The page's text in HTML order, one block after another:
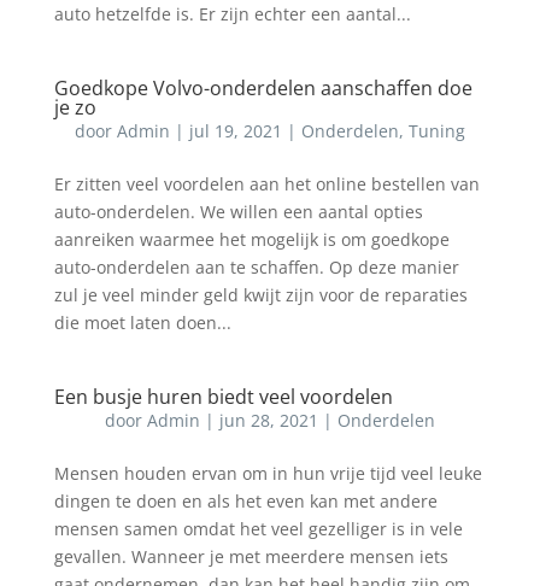
auto hetzelfde is. Er zijn echter een aantal...
Goedkope Volvo-onderdelen aanschaffen doe
je zo
door Admin | jul 19, 2021 | Onderdelen, Tuning
Er zitten veel voordelen aan het online bestellen van
auto-onderdelen. We willen een aantal opties
aanreiken waarmee het mogelijk is om goedkope
auto-onderdelen aan te schaffen. Op deze manier
zul je veel minder geld kwijt zijn voor de reparaties
die moet laten doen...
Een busje huren biedt veel voordelen
door Admin | jun 28, 2021 | Onderdelen
Mensen houden ervan om in hun vrije tijd veel leuke
dingen te doen en als het even kan met andere
mensen samen omdat het veel gezelliger is in vele
gevallen. Wanneer je met meerdere mensen iets